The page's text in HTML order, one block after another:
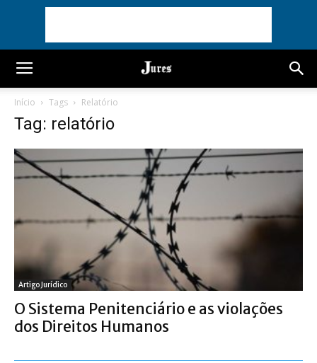
Início Tags Relatório
Tag: relatório
Artigo Jurídico
O Sistema Penitenciário e as violações
dos Direitos Humanos